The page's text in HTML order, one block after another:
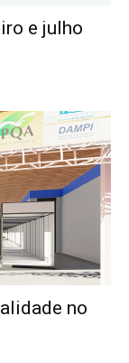
e julho
no